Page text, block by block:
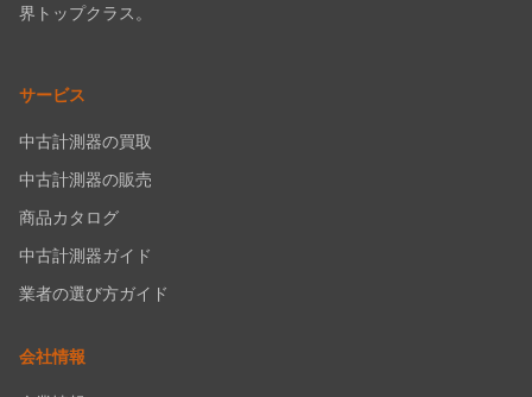
界トップクラス。
サービス
中古計測器の買取
中古計測器の販売
商品カタログ
中古計測器ガイド
業者の選び方ガイド
会社情報